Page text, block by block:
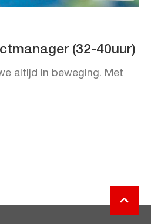
(32-40uur)
altijd in beweging. Met